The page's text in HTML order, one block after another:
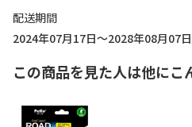
配送期間
2024年07月17日～2028年08月07日
この商品を見た人は他にこ